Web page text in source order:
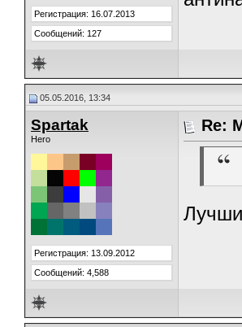
Регистрация: 16.07.2013
Сообщений: 127
05.05.2016, 13:34
Spartak
Hero
Регистрация: 13.09.2012
Сообщений: 4,588
Re: